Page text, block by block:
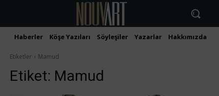
Haberler Köşe Yazıları Söyleşiler Yazarlar Hakkımızda
Etiketler Mamud
Etiket: Mamud